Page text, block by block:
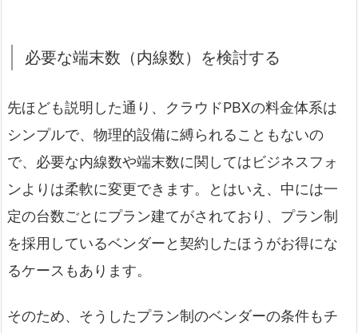
必要な端末数（内線数）を検討する
先ほども説明した通り、クラウドPBXの料金体系は
シンプルで、物理的設備に縛られることもないの
で、必要な内線数や端末数に関してはビジネスフォ
ンよりは柔軟に変更できます。とはいえ、中には一
定の台数ごとにプラン建てがされており、プラン制
を採用しているベンダーと契約したほうがお得にな
るケースもあります。
そのため、そうしたプラン制のベンダーの条件もチ